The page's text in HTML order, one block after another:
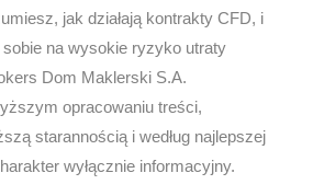
jak działają kontrakty CFD, i
na wysokie ryzyko utraty
Dom Maklerski S.A.
opracowaniu treści,
starannością i według najlepszej
wyłącznie informacyjny.